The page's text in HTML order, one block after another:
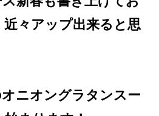
近々アップ出来ると思
オニオングラタンスー